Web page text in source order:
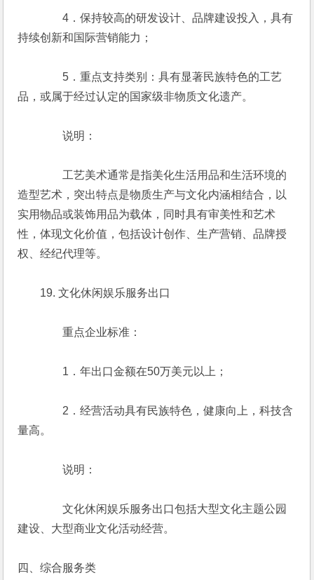
4．保持较高的研发设计、品牌建设投入，具有
持续创新和国际营销能力；
5．重点支持类别：具有显著民族特色的工艺
品，或属于经过认定的国家级非物质文化遗产。
说明：
工艺美术通常是指美化生活用品和生活环境的
造型艺术，突出特点是物质生产与文化内涵相结合，以
实用物品或装饰用品为载体，同时具有审美性和艺术
性，体现文化价值，包括设计创作、生产营销、品牌授
权、经纪代理等。
19. 文化休闲娱乐服务出口
重点企业标准：
1．年出口金额在50万美元以上；
2．经营活动具有民族特色，健康向上，科技含
量高。
说明：
文化休闲娱乐服务出口包括大型文化主题公园
建设、大型商业文化活动经营。
四、综合服务类